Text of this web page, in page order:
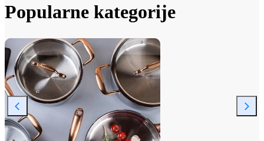
Popularne kategorije